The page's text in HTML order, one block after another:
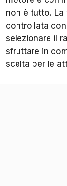
non è tutto. La
controllata
selezionare il
sfruttare in
scelta per le